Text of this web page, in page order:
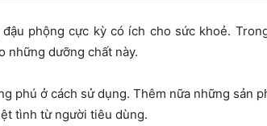
phộng cực kỳ có ích cho sức khoẻ.
những dưỡng chất này.
phú ở cách sử dụng. Thêm nữa những sản
tình từ người tiêu dùng.